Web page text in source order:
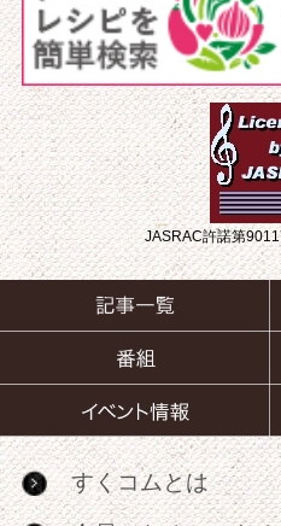
JASRAC許諾第
すくコムとは